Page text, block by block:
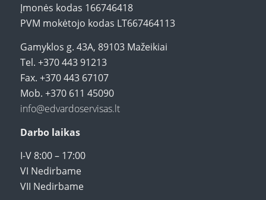
Įmonės kodas 166746418
PVM mokėtojo kodas LT667464113
Gamyklos g. 43A, 89103 Mažeikiai
Tel. +370 443 91213
Fax. +370 443 67107
Mob. +370 611 45090
info@edvardoservisas.lt
Darbo laikas
I-V 8:00 – 17:00
VI Nedirbame
VII Nedirbame